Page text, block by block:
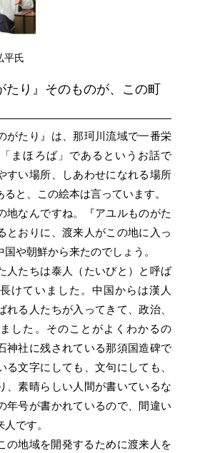
平氏
たり』そのものが、この町
がたり』は、那珂川流域で一番栄
まほろば」であるというお話で
すい場所、しあわせになれる場所
と、この絵本は言っています。
なんですね。『アユルものがた
とおりに、渡来人がこの地に入っ
や朝鮮から来たのでしょう。
人たちは泰人（たいびと）と呼ば
けていました。中国からは漢人
れる人たちが入ってきて、政治、
した。そのことがよくわかるの
神社に残されている那須国造碑で
る文字にしても、文句にしても、
、素晴らしい人間が書いているな
年号が書かれているので、間違い
です。
の地域を開発するために渡来人を